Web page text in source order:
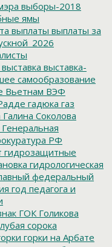
выборы-2018
ямы
выплаты выплаты за
выставка выставка-
самообразование
Вьетнам ВЭФ
гадюка газ
Галина Соколова
Генеральная
РФ
гидрозащитные
гидрологическая
федеральный
год педагога и
ГОК Голикова
сорока
горки на Арбате